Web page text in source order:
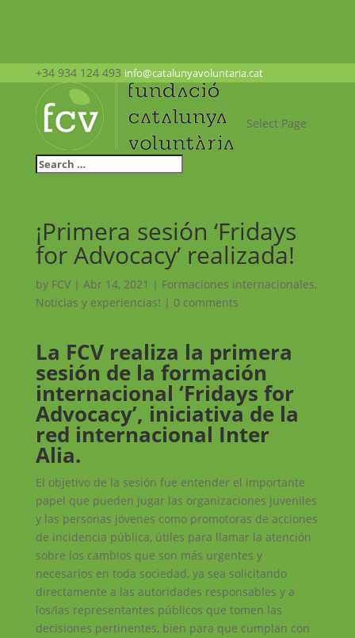
+34 934 124 493 info@catalunyavoluntaria.cat
Select Page
¡Primera sesión ‘Fridays
for Advocacy’ realizada!
by FCV| Abr 14, 2021 | Formaciones internacionales,
Noticias y experiencias! | 0 comments
La FCV realiza la primera
sesión de la formación
internacional ‘Fridays for
Advocacy’, iniciativa de la
red internacional Inter
Alia.
El objetivo de la sesión fue entender el importante
papel que pueden jugar las organizaciones juveniles
y las personas jóvenes como promotoras de acciones
de incidencia pública, útiles para llamar la atención
sobre los cambios que son más urgentes y
necesarios en toda sociedad, ya sea solicitando
directamente a las autoridades responsables y a
los/las representantes públicos que tomen las
decisiones pertinentes, bien para que cumplan con